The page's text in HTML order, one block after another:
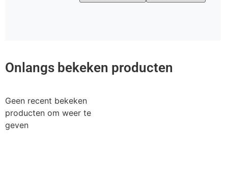
Onlangs bekeken producten
Geen recent bekeken
producten om weer te
geven